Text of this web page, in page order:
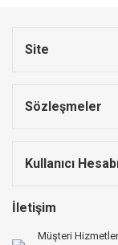
Site
Sözleşmeler
Kullanıcı
İletişim
Müşteri